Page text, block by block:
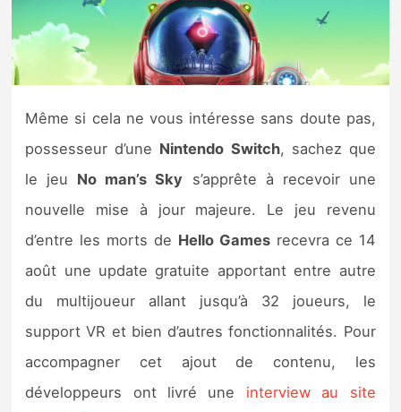
Rumeurs
Nintendo Direct
Tests et previews
Tests de jeux
Tests d’accessoires
Autres tests
Previews
Précommandes
Précommandes jeux Switch 2
Même si cela ne vous intéresse sans doute pas,
possesseur d’une Nintendo Switch, sachez que
le jeu No man’s Sky s’apprête à recevoir une
nouvelle mise à jour majeure. Le jeu revenu
d’entre les morts de Hello Gamesrecevra ce 14
août une update gratuite apportant entre autre
du multijoueur allant jusqu’à 32 joueurs, le
support VR et bien d’autres fonctionnalités. Pour
accompagner cet ajout de contenu, les
développeurs ont livré une interview au site